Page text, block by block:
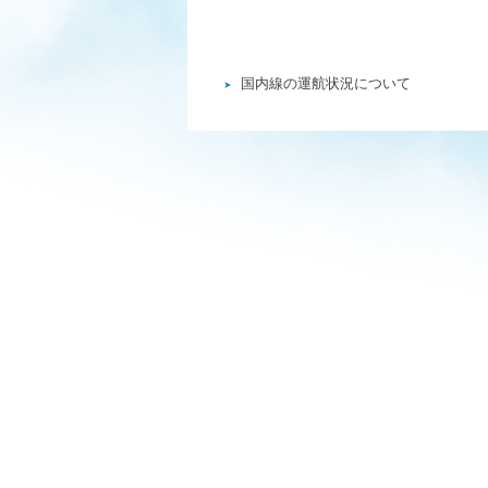
国内線の運航状況について